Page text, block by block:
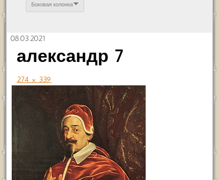
Боковая колонка
08.03.2021
александр 7
274 × 339